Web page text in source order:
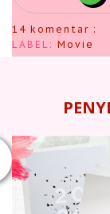
14 komentar :
LABEL: Movie